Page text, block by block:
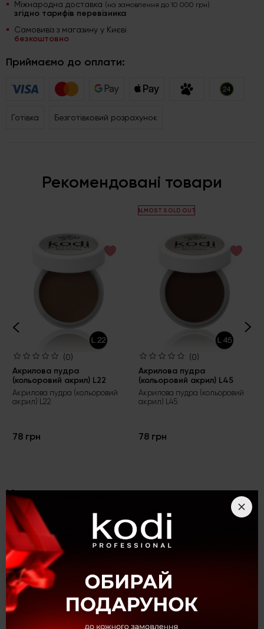
Міжнародна доставка (на замовлення до 10 000 грн)
згідно тарифів перевізника
Самовивіз з магазину у Києві
безкоштовно
Приймаємо до оплати:
Готівка Безготівковий розрахунок
Рекомендовані товари
(0)
Акрилова пудра
(кольоровий акрил) L22
Акрилова пудра (кольоровий
акрил) L22
78 грн
ALMOST SOLD OUT
(0)
Акрилова пудра
(кольоровий акрил) L45
Акрилова пудра (кольоровий
акрил) L45
78 грн
Характеристики
Акрилова пудра (кольоровий акрил) L31
Вид товару Кольорові акрили
Kолекція
Густина Щільні
Особливість Для ліплення
Відтінок Рожевий